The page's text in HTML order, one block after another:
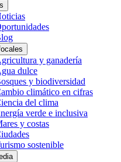
y ganadería
dulce
y biodiversidad
climático en cifras
del clima
verde e inclusiva
y costas
sostenible